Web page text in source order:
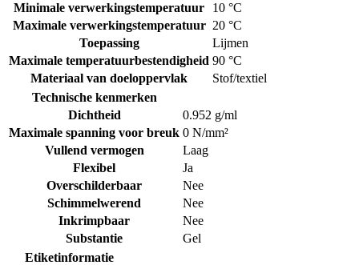
Minimale verwerkingstemperatuur
10 °C
Maximale verwerkingstemperatuur 20 °C
Toepassing
Lijmen
Maximale temperatuurbestendigheid 90 °C
Materiaal van doeloppervlak
Stof/textiel
Technische kenmerken
Dichtheid
0.952 g/ml
Maximale spanning voor breuk 0 N/mm²
Vullend vermogen
Laag
Flexibel
Ja
Overschilderbaar
Nee
Schimmelwerend
Nee
Inkrimpbaar
Nee
Substantie
Gel
Etiketinformatie